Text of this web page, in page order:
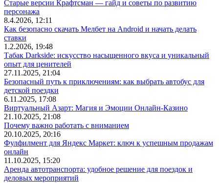
Старые версии Крафтсман — гайд и советы по развитию
персонажа
8.4.2026, 12:11
Как безопасно скачать Мелбет на Android и начать делать
ставки
1.2.2026, 19:48
Табак Darkside: искусство насыщенного вкуса и уникальный
опыт для ценителей
27.11.2025, 21:04
Безопасный путь к приключениям: как выбрать автобус для
детской поездки
6.11.2025, 17:08
Виртуальный Азарт: Магия и Эмоции Онлайн-Казино
21.10.2025, 21:08
Почему важно работать с вниманием
20.10.2025, 20:16
Фулфилмент для Яндекс Маркет: ключ к успешным продажам
онлайн
11.10.2025, 15:20
Аренда автотранспорта: удобное решение для поездок и
деловых мероприятий